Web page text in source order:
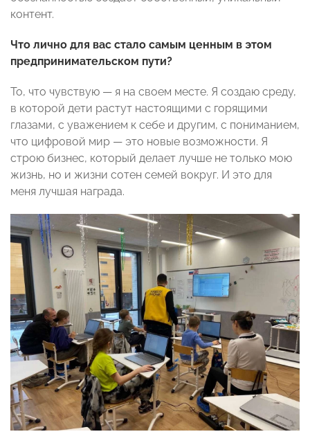
контент.
Что лично для вас стало самым ценным в этом
предпринимательском пути?
То, что чувствую — я на своем месте. Я создаю среду,
в которой дети растут настоящими с горящими
глазами, с уважением к себе и другим, с пониманием,
что цифровой мир — это новые возможности. Я
строю бизнес, который делает лучше не только мою
жизнь, но и жизни сотен семей вокруг. И это для
меня лучшая награда.